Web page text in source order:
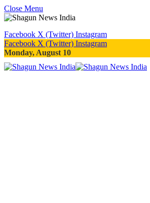
Close Menu
Facebook X (Twitter) Instagram
Facebook X (Twitter) Instagram
Monday, August 10